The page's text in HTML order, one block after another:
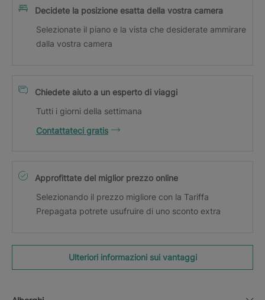
Decidete la posizione esatta della vostra camera
Selezionate il piano e la vista che desiderate ammirare
dalla vostra camera
Chiedete aiuto a un esperto di viaggi
Tutti i giorni della settimana
Contattateci gratis
Approfittate del miglior prezzo online
Selezionando il prezzo migliore con la Tariffa
Prepagata potrete usufruire di uno sconto extra
Ulteriori informazioni sui vantaggi